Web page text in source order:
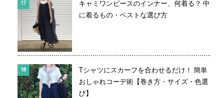
キャミワンピースのインナー、何着る？ 中
に着るもの・ベストな選び方
Tシャツにスカーフを合わせるだけ！ 簡単
おしゃれコーデ術【巻き方・サイズ・色選
び】